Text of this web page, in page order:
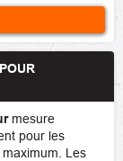
mesure
pour les
Les